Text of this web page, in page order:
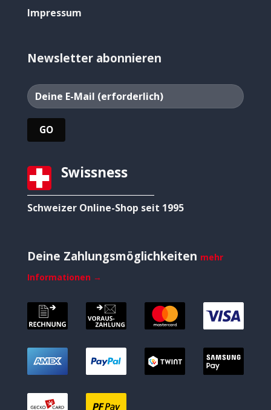
Impressum
Newsletter abonnieren
Swissness
Schweizer Online-Shop seit 1995
Deine Zahlungsmöglichkeiten mehr
Informationen →